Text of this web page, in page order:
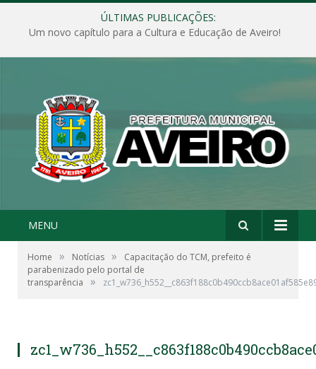
ÚLTIMAS PUBLICAÇÕES:
Um novo capítulo para a Cultura e Educação de Aveiro!
MENU
Home » Notícias »
Capacitação do TCM, prefeito é
parabenizado pelo portal de
transparência
»